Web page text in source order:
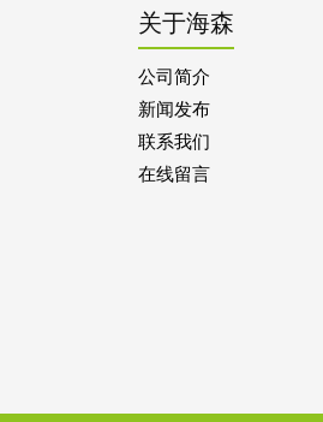
关于海森
公司简介
新闻发布
联系我们
在线留言